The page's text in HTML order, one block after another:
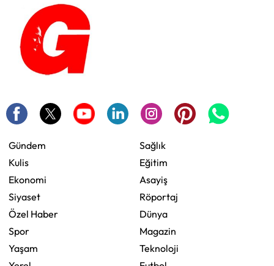
Gündem
Kulis
Ekonomi
Siyaset
Özel Haber
Spor
Yaşam
Sağlık
Eğitim
Asayiş
Röportaj
Dünya
Magazin
Teknoloji